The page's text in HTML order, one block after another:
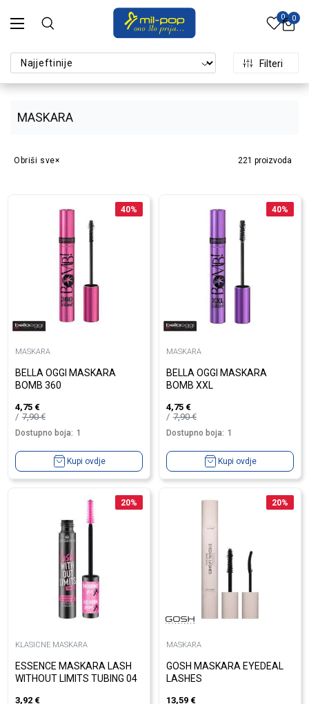
0 0
MASKARA
Filteri
221 proizvoda
Obriši sve
40%
MASKARA
BELLA OGGI MASKARA
BOMB 360
4,75 €
7,90€
Dostupno boja: 1
Kupi ovdje
40%
MASKARA
BELLA OGGI MASKARA
BOMB XXL
4,75 €
7,90€
Dostupno boja: 1
Kupi ovdje
20%
KLASICNE MASKARA
ESSENCE MASKARA LASH
WITHOUT LIMITS TUBING 04
3,92 €
20%
MASKARA
GOSH MASKARA EYEDEAL
LASHES
13,59 €